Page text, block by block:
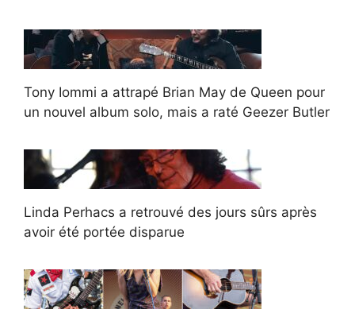
Tony Iommi a attrapé Brian May de Queen pour
un nouvel album solo, mais a raté Geezer Butler
Linda Perhacs a retrouvé des jours sûrs après
avoir été portée disparue